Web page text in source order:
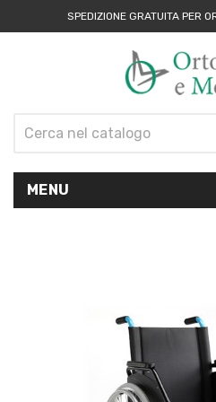
SPEDIZIONE GRATUITA PER
MENU